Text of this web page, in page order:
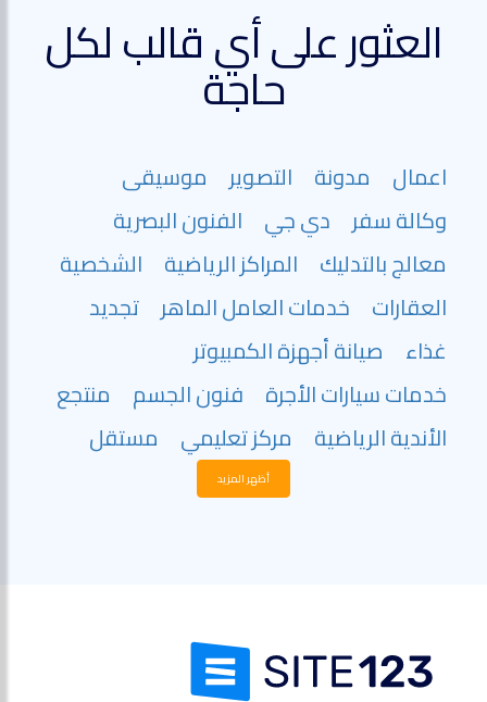
العثور على أي قالب لكل
حاجة
اعمال مدونة التصوير موسيقى
وكالة سفر دي جي الفنون البصرية
معالج بالتدليك المراكز الرياضية الشخصية
العقارات خدمات العامل الماهر تجديد
غذاء
صيانة أجهزة الكمبيوتر
خدمات سيارات الأجرة فنون الجسم
منتجع
الأندية الرياضية
مركز تعليمي مستقل
أظهر المزيد